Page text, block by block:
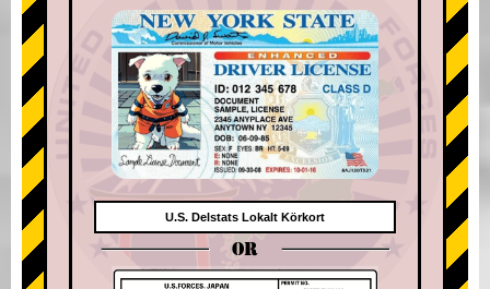
U.S. Delstats Lokalt Körkort
OR